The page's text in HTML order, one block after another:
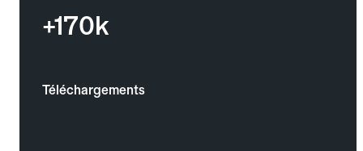
+170k
Téléchargements